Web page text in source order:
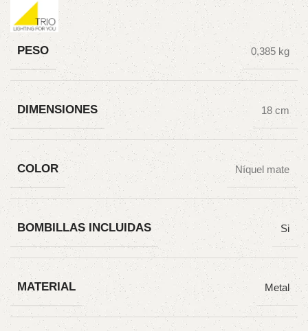
PESO 0,385 kg
DIMENSIONES 18 cm
COLOR Níquel mate
BOMBILLAS INCLUIDAS Si
MATERIAL Metal